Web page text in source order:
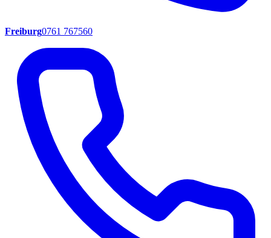
Freiburg0761 767560